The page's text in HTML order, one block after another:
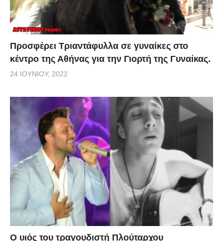
Προσφέρει Τριαντάφυλλα σε γυναίκες στο
κέντρο της Αθήνας για την Γιορτή της Γυναίκας.
24 ΙΟΥΝΊΟΥ, 2022
O υιός του τραγουδιστή Πλούταρχου